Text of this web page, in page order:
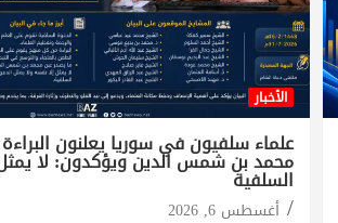
الأخبار
علماء سلفيون في سوريا يعلنون
محمد بن شمس الدين ويؤكدون: لا
السلفية
أغسطس 6, 2026